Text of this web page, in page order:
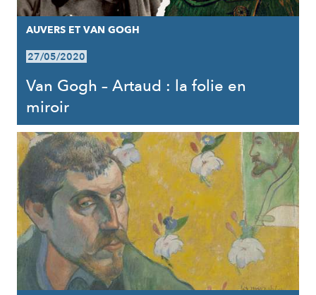
AUVERS ET VAN GOGH
27/05/2020
Van Gogh – Artaud : la folie en
miroir